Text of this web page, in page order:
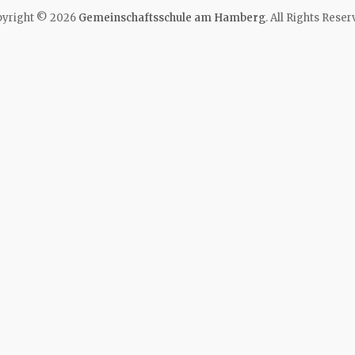
© 2026 Gemeinschaftsschule am Hamberg. All Rights